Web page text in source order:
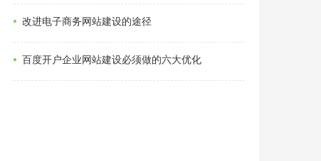
改进电子商务网站建设的途径
百度开户企业网站建设必须做的六大优化